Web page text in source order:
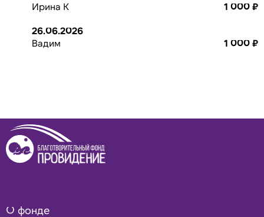
Ирина К
1 000 ₽
26.06.2026
Вадим
1 000 ₽
О фонде